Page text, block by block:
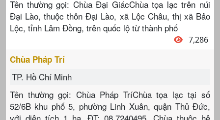
Tên thường gọi: Chùa Đại GiácChùa tọa lạc trên núi
Đại Lào, thuộc thôn Đại Lào, xã Lộc Châu, thị xã Bảo
Lộc, tỉnh Lâm Đồng, trên quốc lộ từ thành phố
7,286
Chùa Pháp Trí
TP. Hồ Chí Minh
Tên thường gọi: Chùa Pháp TríChùa tọa lạc tại số
52/6B khu phố 5, phường Linh Xuân, quận Thủ Đức,